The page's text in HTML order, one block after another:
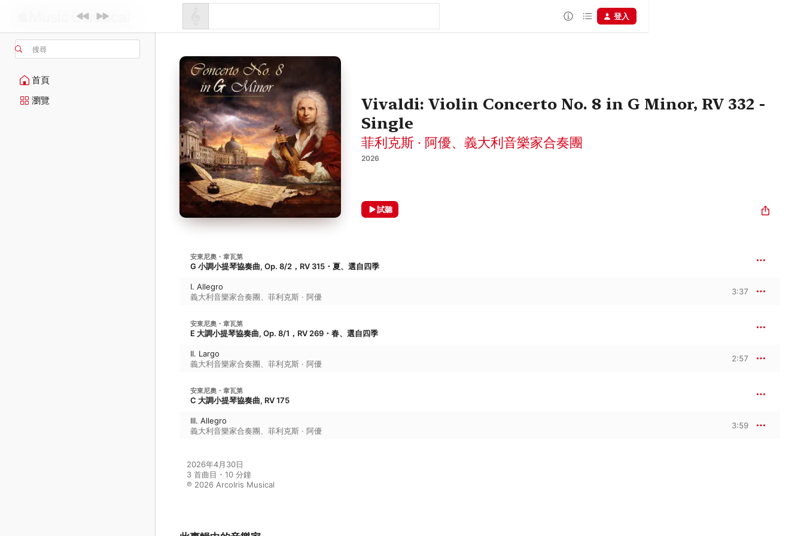
搜尋
首頁
瀏覽
登入
Vivaldi: Violin Concerto No. 8 in G Minor, RV 332 -
Single
菲利克斯 · 阿優、 義大利音樂家合奏團
2026
試聽
安東尼奧・韋瓦第
G 小調小提琴協奏曲, Op. 8/2，RV 315・夏、選自四季
I. Allegro
義大利音樂家合奏團
菲利克斯 · 阿優
3:37
安東尼奧・韋瓦第
E 大調小提琴協奏曲, Op. 8/1，RV 269・春、選自四季
II. Largo
義大利音樂家合奏團
菲利克斯 · 阿優
2:57
安東尼奧・韋瓦第
C 大調小提琴協奏曲, RV 175
III. Allegro
義大利音樂家合奏團
菲利克斯 · 阿優
3:59
2026年4月30日
3 首曲目・10 分鐘
℗ 2026 ArcoIris Musical